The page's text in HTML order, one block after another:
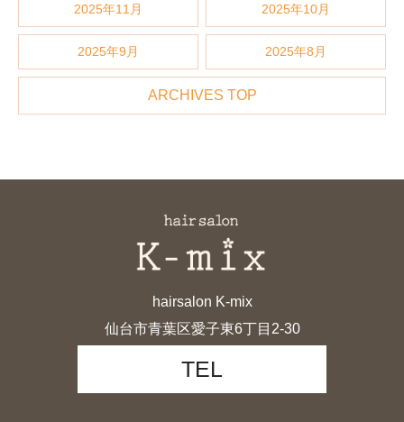
2025年11月 2025年10月
2025年9月 2025年8月
ARCHIVES TOP
hairsalon K-mix
仙台市青葉区愛子東6丁目2-30
TEL